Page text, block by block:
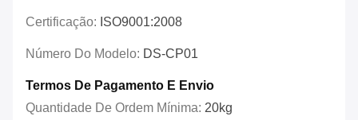
Certificação: ISO9001:2008
Número Do Modelo: DS-CP01
Termos De Pagamento E Envio
Quantidade De Ordem Mínima: 20kg